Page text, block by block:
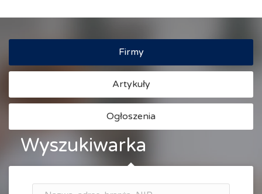
Firmy
Artykuły
Ogłoszenia
Wyszukiwarka